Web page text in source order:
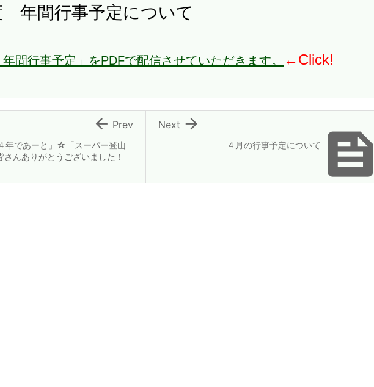
年間行事予定について
間行事予定」をPDFで配信させていただきます。 ←Click!

４月の行事予定について

Next
年であーと」☆「スーパー登山
さんありがとうございました！
 Prev